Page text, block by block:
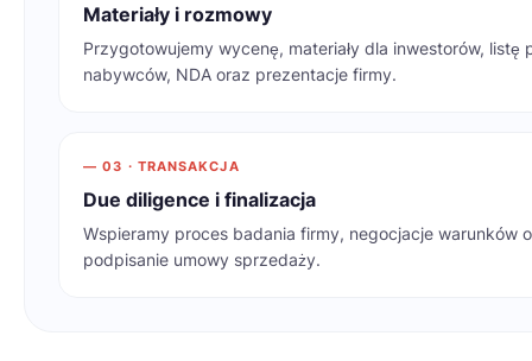
Materiały i rozmowy
Przygotowujemy wycenę, materiały dla inwestorów, listę
nabywców, NDA oraz prezentacje firmy.
— 03 · TRANSAKCJA
Due diligence i finalizacja
Wspieramy proces badania firmy, negocjacje warunków
podpisanie umowy sprzedaży.